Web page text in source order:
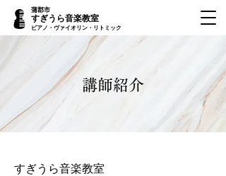
蒲郡市
すぎうら音楽教室
ピアノ・ヴァイオリン・リトミック
講師紹介
​すぎうら音楽教室